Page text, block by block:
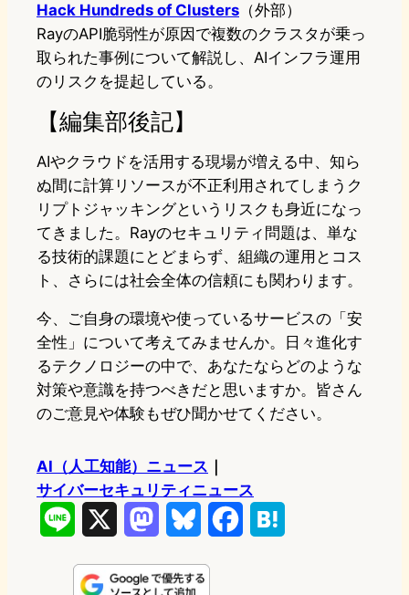
Hack Hundreds of Clusters （外部）
RayのAPI脆弱性が原因で複数のクラスタが乗っ
取られた事例について解説し、AIインフラ運用
のリスクを提起している。
【編集部後記】
AIやクラウドを活用する現場が増える中、知ら
ぬ間に計算リソースが不正利用されてしまうク
リプトジャッキングというリスクも身近になっ
てきました。Rayのセキュリティ問題は、単な
る技術的課題にとどまらず、組織の運用とコス
ト、さらには社会全体の信頼にも関わります。
今、ご自身の環境や使っているサービスの「安
全性」について考えてみませんか。日々進化す
るテクノロジーの中で、あなたならどのような
対策や意識を持つべきだと思いますか。皆さん
のご意見や体験もぜひ聞かせてください。
AI（人工知能）ニュース
サイバーセキュリティニュース
n
s
u